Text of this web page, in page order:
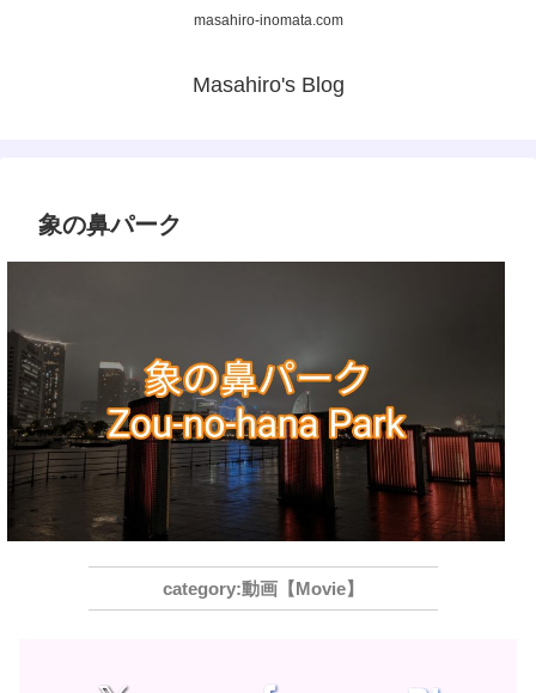
masahiro-inomata.com
Masahiro's Blog
象の鼻パーク
動画【Movie】